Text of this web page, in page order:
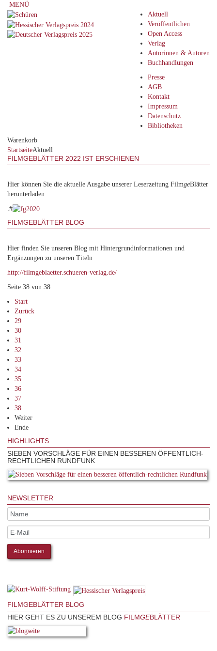
MENÜ
Aktuell
Veröffentlichen
Open Access
Verlag
Autorinnen & Autoren
Buchhandlungen
Presse
AGB
Kontakt
Impressum
Datenschutz
Bibliotheken
Warenkorb
StartseiteAktuell
FILMGEBLÄTTER 2022 IST ERSCHIENEN
Hier können Sie die aktuelle Ausgabe unserer Leserzeitung FilmgeBlätter
herunterladen
.#
FILMGEBLÄTTER BLOG
Hier finden Sie unseren Blog mit Hintergrundinformationen und
Ergänzungen zu unseren Titeln
http://filmgeblaetter.schueren-verlag.de/
Seite 38 von 38
Start
Zurück
29
30
31
32
33
34
35
36
37
38
Weiter
Ende
HIGHLIGHTS
SIEBEN VORSCHLÄGE FÜR EINEN BESSEREN ÖFFENTLICH-
RECHTLICHEN RUNDFUNK
NEWSLETTER
FILMGEBLÄTTER BLOG
HIER GEHT ES ZU UNSEREM BLOG FILMGEBLÄTTER